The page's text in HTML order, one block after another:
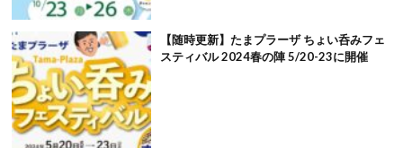
【随時更新】たまプラーザ ちょい呑みフェ
スティバル 2024春の陣 5/20-23に開催